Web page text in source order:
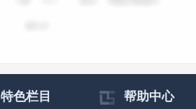
特色栏目 帮助中心